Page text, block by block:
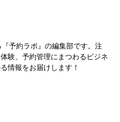
予約ラボ』の編集部です。注
験、予約管理にまつわるビジネ
情報をお届けします！